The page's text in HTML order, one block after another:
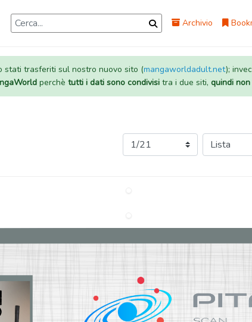
Archivio
stati trasferiti sul nostro nuovo sito (mangaworldadult.net);
perchè tutti i dati sono condivisitra i due siti, quindi